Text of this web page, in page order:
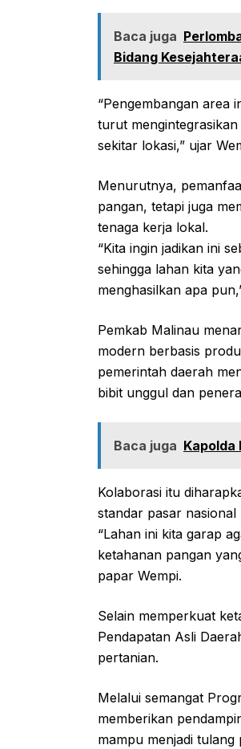
Baca juga
Bidang
“Pengembangan area
turut
sekitar lokasi,” ujar
Menurutnya,
pangan, tetapi juga
tenaga kerja lokal.
“Kita ingin jadikan ini
sehingga lahan kita
menghasilkan apa
Pemkab Malinau
modern berbasis
pemerintah daerah
bibit unggul dan
Baca juga Kapolda
Kolaborasi itu
standar pasar
“Lahan ini kita garap
ketahanan pangan
papar Wempi.
Selain memperkuat
Pendapatan Asli
pertanian.
Melalui semangat
memberikan
mampu menjadi